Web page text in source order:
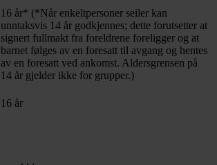
16 år* (*Når enkeltpersoner seiler kan
unntaksvis 14 år godkjennes; dette forutsetter at
signert fullmakt fra foreldrene foreligger og at
barnet følges av en foresatt til avgang og hentes
av en foresatt ved ankomst. Aldersgrensen på
14 år gjelder ikke for grupper.)
16 år